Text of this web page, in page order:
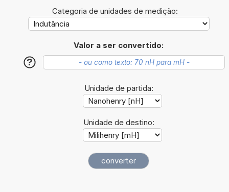
Categoria de unidades de medição:
Valor a ser convertido:
?
Unidade de partida:
Unidade de destino: